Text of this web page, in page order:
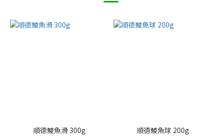
順德鯪魚滑 300g 順德鯪魚球 200g